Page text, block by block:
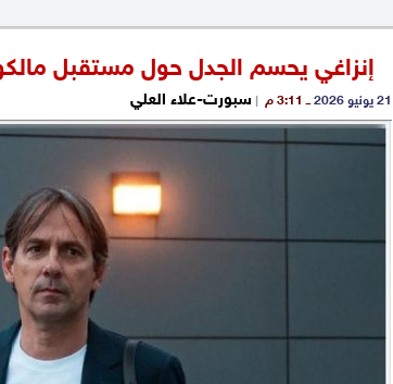
إنزاغي يحسم الجدل حول مستقبل
21 يونيو 2026 ــ 3:11 م | سبورت-علاء العلي